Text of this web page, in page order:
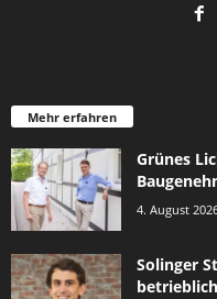
Mehr erfahren
Grünes
4. August
Solinger